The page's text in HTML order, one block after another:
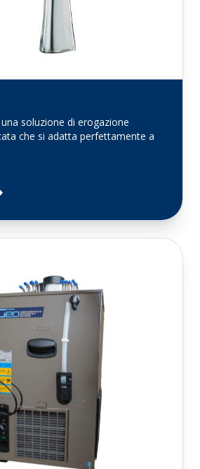
soluzione di erogazione
che si adatta perfettamente a